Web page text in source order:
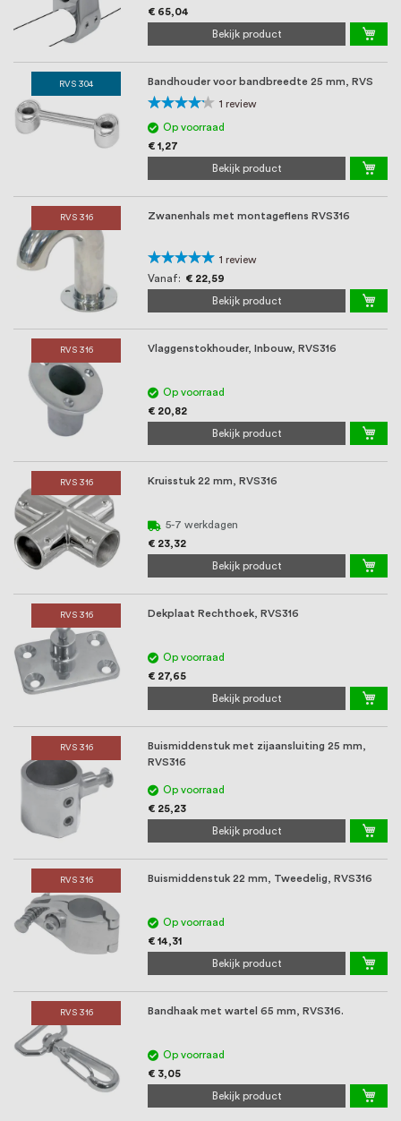
€ 65,04
Bekijk product
RVS 304 Bandhouder voor bandbreedte 25 mm, RVS
Waardering:
80%
1 review
Op voorraad
€ 1,27
Bekijk product
RVS 316 Zwanenhals met montageflens RVS316
Waardering:
100%
1 review
Vanaf
€ 22,59
Bekijk product
RVS 316 Vlaggenstokhouder, Inbouw, RVS316
Op voorraad
€ 20,82
Bekijk product
RVS 316 Kruisstuk 22 mm, RVS316
5-7 werkdagen
€ 23,32
Bekijk product
RVS 316 Dekplaat Rechthoek, RVS316
Op voorraad
€ 27,65
Bekijk product
RVS 316
Buismiddenstuk met zijaansluiting 25 mm,
RVS316
Op voorraad
€ 25,23
Bekijk product
RVS 316 Buismiddenstuk 22 mm, Tweedelig, RVS316
Op voorraad
€ 14,31
Bekijk product
RVS 316 Bandhaak met wartel 65 mm, RVS316.
Op voorraad
€ 3,05
Bekijk product